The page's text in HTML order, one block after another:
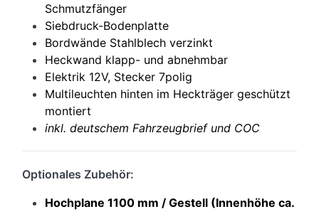
Schmutzfänger
Siebdruck-Bodenplatte
Bordwände Stahlblech verzinkt
Heckwand klapp- und abnehmbar
Elektrik 12V, Stecker 7polig
Multileuchten hinten im Heckträger geschützt
montiert
inkl. deutschem Fahrzeugbrief und COC
Optionales Zubehör:
Hochplane 1100 mm / Gestell (Innenhöhe ca.